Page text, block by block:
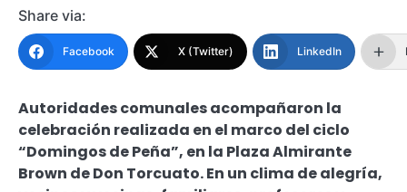
Share via:
Facebook X (Twitter) LinkedIn
Autoridades comunales acompañaron la
celebración realizada en el marco del ciclo
“Domingos de Peña”, en la Plaza Almirante
Brown de Don Torcuato. En un clima de alegría,